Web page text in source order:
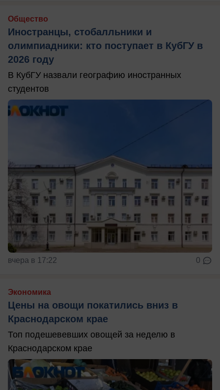
Общество
Иностранцы, стобалльники и
олимпиадники: кто поступает в КубГУ в
2026 году
В КубГУ назвали географию иностранных
студентов
вчера в 17:22 0
Экономика
Цены на овощи покатились вниз в
Краснодарском крае
Топ подешевевших овощей за неделю в
Краснодарском крае